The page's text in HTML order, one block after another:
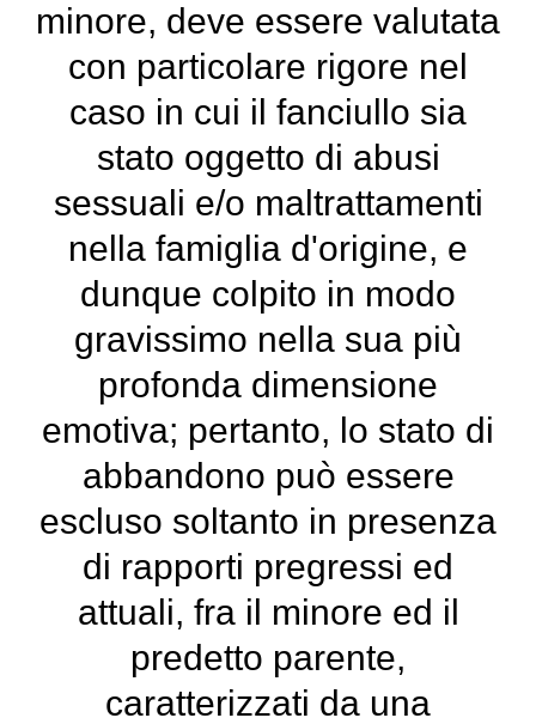
minore, deve essere valutata
con particolare rigore nel
caso in cui il fanciullo sia
stato oggetto di abusi
sessuali e/o maltrattamenti
nella famiglia d'origine, e
dunque colpito in modo
gravissimo nella sua più
profonda dimensione
emotiva; pertanto, lo stato di
abbandono può essere
escluso soltanto in presenza
di rapporti pregressi ed
attuali, fra il minore ed il
predetto parente,
caratterizzati da una